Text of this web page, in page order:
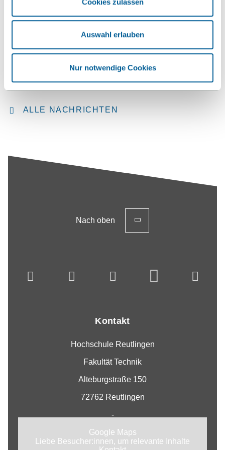
Auswahl erlauben
Nur notwendige Cookies
ALLE NACHRICHTEN
Nach oben
Kontakt
Hochschule Reutlingen
Fakultät Technik
Alteburgstraße 150
72762 Reutlingen
-
Google Maps
Liebe Besucher:innen, um relevante Inhalte